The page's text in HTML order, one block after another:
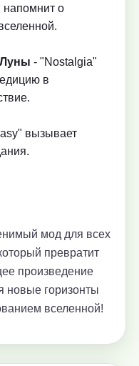
напомнит о
Луны - "Nostalgia"
в
вызывает
мод для всех
превратит
произведение
новые горизонты
вселенной!